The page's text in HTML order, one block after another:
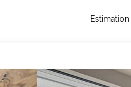
Estimation